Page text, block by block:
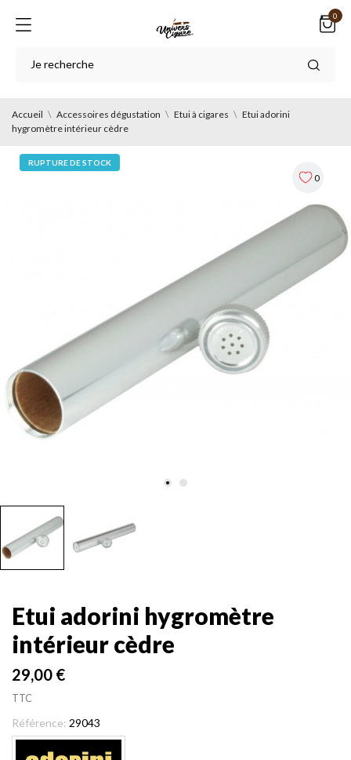
0
Accueil Accessoires dégustation Etui à cigares
Etui adorini
hygromètre intérieur cèdre
0
RUPTURE DE STOCK
Etui adorini hygromètre
intérieur cèdre
29,00 €
TTC
Référence: 29043